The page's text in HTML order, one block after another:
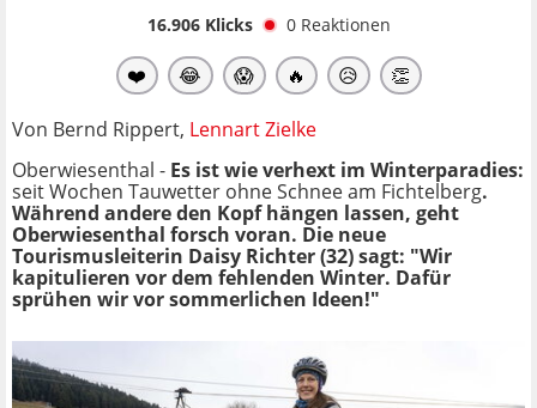
16.906Klicks 0 Reaktionen
❤️ 😂 😱 🔥 😥 👏
Von Bernd Rippert, Lennart Zielke
Oberwiesenthal - Es ist wie verhext im Winterparadies:
seit Wochen Tauwetter ohne Schnee am Fichtelberg.
Während andere den Kopf hängen lassen, geht
Oberwiesenthal forsch voran. Die neue
Tourismusleiterin Daisy Richter (32) sagt: "Wir
kapitulieren vor dem fehlenden Winter. Dafür
sprühen wir vor sommerlichen Ideen!"